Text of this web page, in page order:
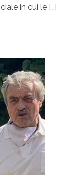
in cui le […]